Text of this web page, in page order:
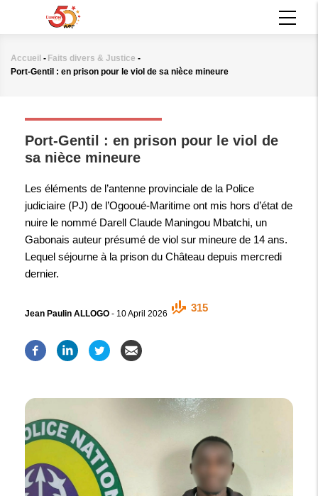
principal
Fil
Accueil - Faits divers & Justice -
Port-Gentil : en prison pour le viol de sa nièce mineure
Port-Gentil : en prison pour le viol de
sa nièce mineure
Les éléments de l’antenne provinciale de la Police
judiciaire (PJ) de l’Ogooué-Maritime ont mis hors d’état de
nuire le nommé Darell Claude Maningou Mbatchi, un
Gabonais auteur présumé de viol sur mineure de 14 ans.
Lequel séjourne à la prison du Château depuis mercredi
dernier.
Jean Paulin ALLOGO - 10 April 2026
315